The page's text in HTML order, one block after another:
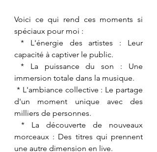
Voici ce qui rend ces moments si
spéciaux pour moi :
* L'énergie des artistes : Leur
capacité à captiver le public.
* La puissance du son : Une
immersion totale dans la musique.
* L'ambiance collective : Le partage
d'un moment unique avec des
milliers de personnes.
* La découverte de nouveaux
morceaux : Des titres qui prennent
une autre dimension en live.